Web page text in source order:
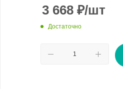
3 668 ₽/шт
Достаточно